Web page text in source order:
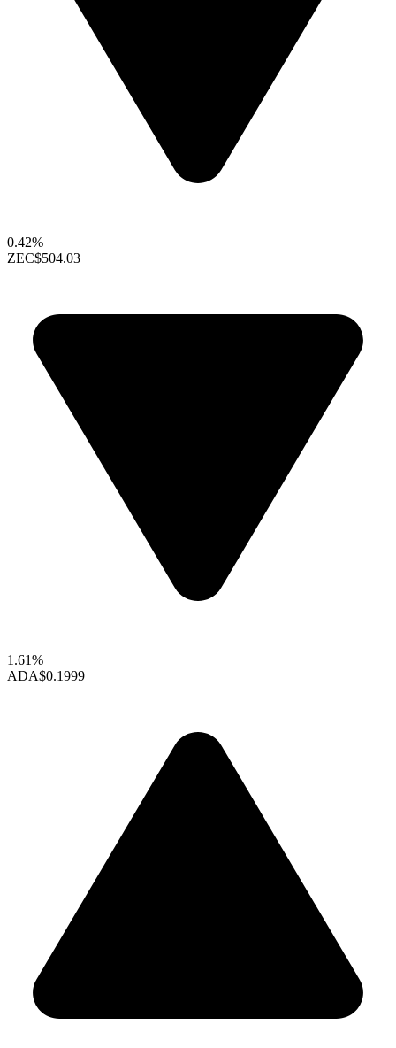
0.42%
ZEC$504.03
1.61%
ADA$0.1999